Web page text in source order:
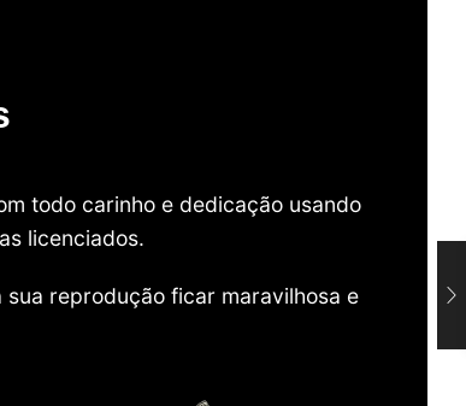
todo carinho e dedicação usando
licenciados.
reprodução ficar maravilhosa e